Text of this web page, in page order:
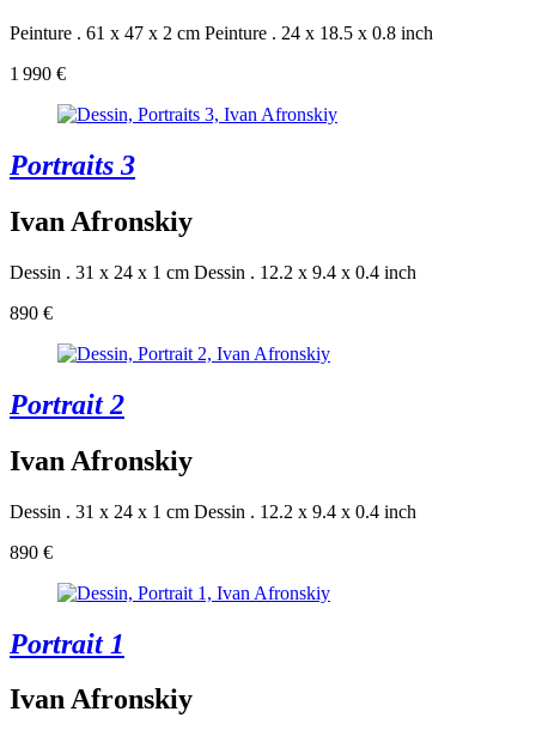
Peinture . 61 x 47 x 2 cm Peinture . 24 x 18.5 x 0.8 inch
1 990 €
Portraits 3
Ivan Afronskiy
Dessin . 31 x 24 x 1 cm Dessin . 12.2 x 9.4 x 0.4 inch
890 €
Portrait 2
Ivan Afronskiy
Dessin . 31 x 24 x 1 cm Dessin . 12.2 x 9.4 x 0.4 inch
890 €
Portrait 1
Ivan Afronskiy